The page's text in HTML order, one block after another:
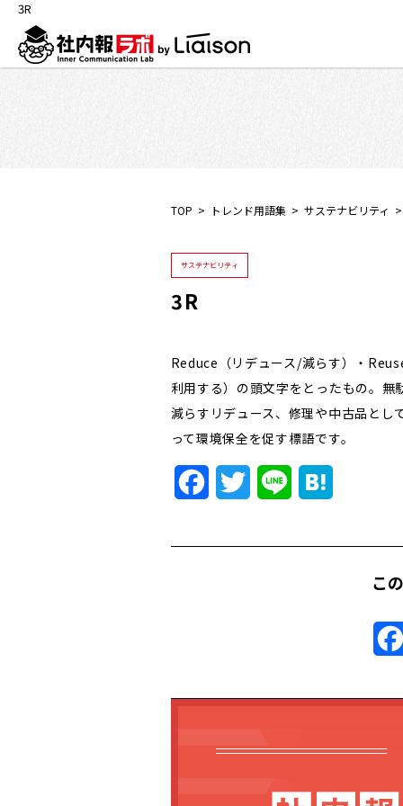
3R
TOP トレンド用語集 サステナビリティ
サステナビリティ
3R
Reduce（リデュース/減らす）・
利用する）の頭文字をとったもの。
減らすリデュース、修理や中古品と
って環境保全を促す標語です。
FacebookTwitter Line
こ